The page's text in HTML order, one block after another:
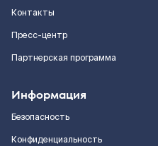
Контакты
Пресс-центр
Партнерская программа
Информация
Безопасность
Конфиденциальность